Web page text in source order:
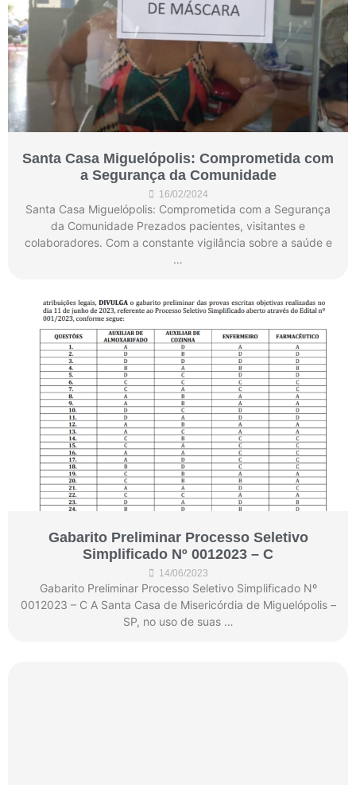
Santa Casa Miguelópolis: Comprometida com
a Segurança da Comunidade
16/02/2024
Santa Casa Miguelópolis: Comprometida com a Segurança
da Comunidade Prezados pacientes, visitantes e
colaboradores. Com a constante vigilância sobre a saúde e
…
Gabarito Preliminar Processo Seletivo
Simplificado Nº 0012023 – C
14/06/2023
Gabarito Preliminar Processo Seletivo Simplificado Nº
0012023 – C A Santa Casa de Misericórdia de Miguelópolis –
SP, no uso de suas …